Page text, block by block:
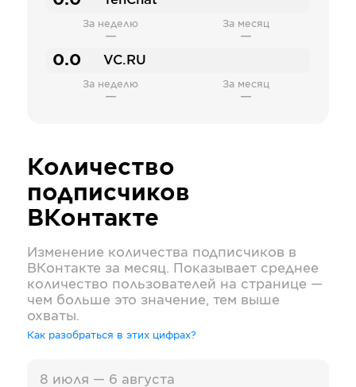
За неделю
—
За месяц
—
0.0 VC.RU
За неделю
—
За месяц
—
Количество
подписчиков
ВКонтакте
Изменение количества подписчиков в
ВКонтакте за месяц. Показывает среднее
количество пользователей на странице —
чем больше это значение, тем выше
охваты.
Как разобраться в этих цифрах?
8 июля — 6 августа